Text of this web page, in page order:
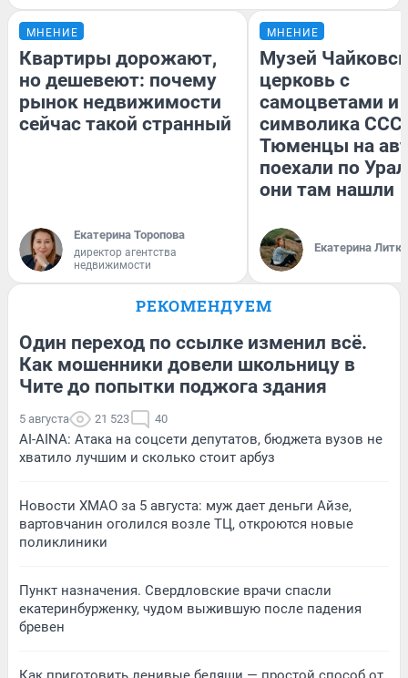
МНЕНИЕ
Квартиры дорожают,
но дешевеют: почему
рынок недвижимости
сейчас такой странный
Екатерина Торопова
директор агентства
недвижимости
МНЕНИЕ
Музей
церковь с
самоцветами и
символика
Тюменцы на
поехали по
они там нашли
Екатерина
РЕКОМЕНДУЕМ
Один переход по ссылке изменил всё.
Как мошенники довели школьницу в
Чите до попытки поджога здания
5 августа 21 523 40
AI-AINA: Атака на соцсети депутатов, бюджета вузов не
хватило лучшим и сколько стоит арбуз
Новости ХМАО за 5 августа: муж дает деньги Айзе,
вартовчанин оголился возле ТЦ, откроются новые
поликлиники
Пункт назначения. Свердловские врачи спасли
екатеринбурженку, чудом выжившую после падения
бревен